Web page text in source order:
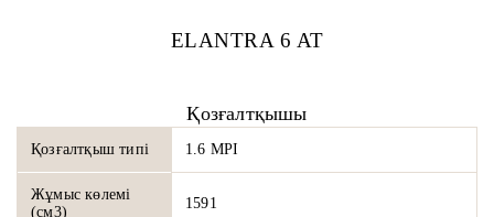
ELANTRA 6 AT
Қозғалтқышы
Қозғалтқыш типі 1.6 MPI
Жұмыс көлемі
(см3)
1591